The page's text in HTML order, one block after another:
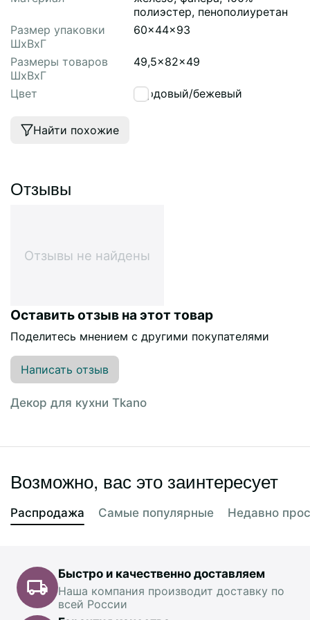
полиэстер, пенополиуретан
Размер упаковки
ШхВхГ
60x44x93
Размеры товаров
ШхВхГ
49,5x82x49
Цвет бордовый/бежевый
Найти похожие
Отзывы
Отзывы не найдены
Оставить отзыв на этот товар
Поделитесь мнением с другими покупателями
Написать отзыв
Декор для кухни Tkano
Возможно, вас это заинтересует
Распродажа Самые популярные Недавно
Быстро и качественно доставляем
Наша компания производит доставку по
всей России